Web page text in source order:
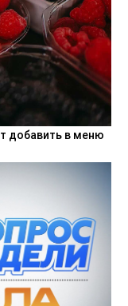
добавить в меню